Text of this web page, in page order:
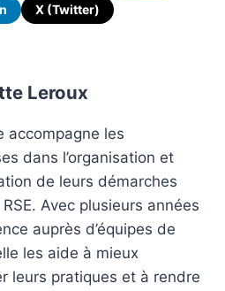
X (Twitter)
Leroux
accompagne les
dans l’organisation et
de leurs démarches
RSE. Avec plusieurs années
auprès d’équipes de
les aide à mieux
leurs pratiques et à rendre